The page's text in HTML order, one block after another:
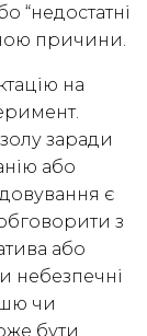
“недостатні
причини.
на
заради
або
є
з
або
небезпечні
чи
бути